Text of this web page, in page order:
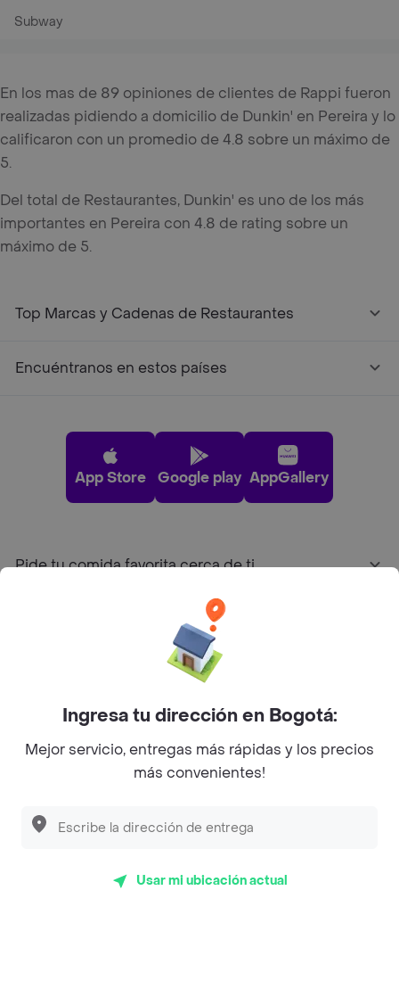
Subway
En los mas de 89 opiniones de clientes de Rappi fueron
realizadas pidiendo a domicilio de Dunkin' en Pereira y lo
calificaron con un promedio de 4.8 sobre un máximo de
5.
Del total de Restaurantes, Dunkin' es uno de los más
importantes en Pereira con 4.8 de rating sobre un
máximo de 5.
Top Marcas y Cadenas de Restaurantes
Encuéntranos en estos países
App Store Google play AppGallery
Pide tu comida favorita cerca de ti
Sobre Rappi
Facebook
Twitter
Instagram
©2026Rappi Inc. All rights reserved.
Ingresa tu dirección en Bogotá:
Mejor servicio, entregas más rápidas y los precios
más convenientes!
Usar mi ubicación actual